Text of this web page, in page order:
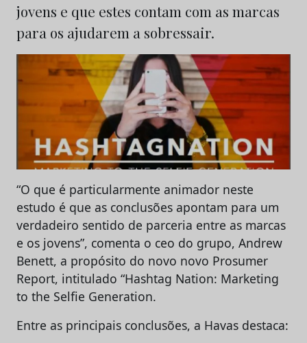
jovens e que estes contam com as marcas
para os ajudarem a sobressair.
“O que é particularmente animador neste
estudo é que as conclusões apontam para um
verdadeiro sentido de parceria entre as marcas
e os jovens”, comenta o ceo do grupo, Andrew
Benett, a propósito do novo novo Prosumer
Report, intitulado “Hashtag Nation: Marketing
to the Selfie Generation.
Entre as principais conclusões, a Havas destaca: